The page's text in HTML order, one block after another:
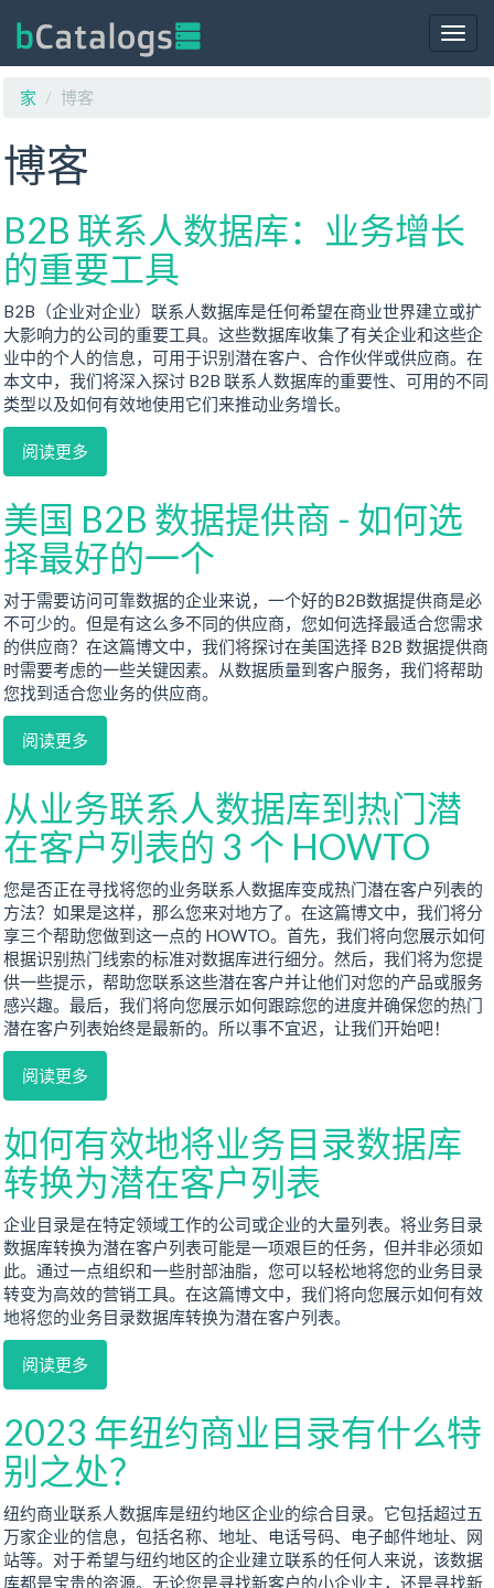
家
博客
博客
B2B 联系人数据库：业务增长
的重要工具
B2B（企业对企业）联系人数据库是任何希望在商业世界建立或扩
大影响力的公司的重要工具。这些数据库收集了有关企业和这些企
业中的个人的信息，可用于识别潜在客户、合作伙伴或供应商。在
本文中，我们将深入探讨 B2B 联系人数据库的重要性、可用的不同
类型以及如何有效地使用它们来推动业务增长。
阅读更多
美国 B2B 数据提供商 - 如何选
择最好的一个
对于需要访问可靠数据的企业来说，一个好的B2B数据提供商是必
不可少的。但是有这么多不同的供应商，您如何选择最适合您需求
的供应商？在这篇博文中，我们将探讨在美国选择 B2B 数据提供商
时需要考虑的一些关键因素。从数据质量到客户服务，我们将帮助
您找到适合您业务的供应商。
阅读更多
从业务联系人数据库到热门潜
在客户列表的 3 个 HOWTO
您是否正在寻找将您的业务联系人数据库变成热门潜在客户列表的
方法？如果是这样，那么您来对地方了。在这篇博文中，我们将分
享三个帮助您做到这一点的 HOWTO。首先，我们将向您展示如何
根据识别热门线索的标准对数据库进行细分。然后，我们将为您提
供一些提示，帮助您联系这些潜在客户并让他们对您的产品或服务
感兴趣。最后，我们将向您展示如何跟踪您的进度并确保您的热门
潜在客户列表始终是最新的。所以事不宜迟，让我们开始吧！
阅读更多
如何有效地将业务目录数据库
转换为潜在客户列表
企业目录是在特定领域工作的公司或企业的大量列表。将业务目录
数据库转换为潜在客户列表可能是一项艰巨的任务，但并非必须如
此。通过一点组织和一些肘部油脂，您可以轻松地将您的业务目录
转变为高效的营销工具。在这篇博文中，我们将向您展示如何有效
地将您的业务目录数据库转换为潜在客户列表。
阅读更多
2023 年纽约商业目录有什么特
别之处？
纽约商业联系人数据库是纽约地区企业的综合目录。它包括超过五
万家企业的信息，包括名称、地址、电话号码、电子邮件地址、网
站等。对于希望与纽约地区的企业建立联系的任何人来说，该数据
库都是宝贵的资源。无论您是寻找新客户的小企业主，还是寻找新